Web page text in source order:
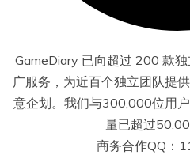
GameDiary 已向超过 200 款
广服务，为近百个独立团队提
意企划。我们与300,000位用
量已超过
商务合作QQ：